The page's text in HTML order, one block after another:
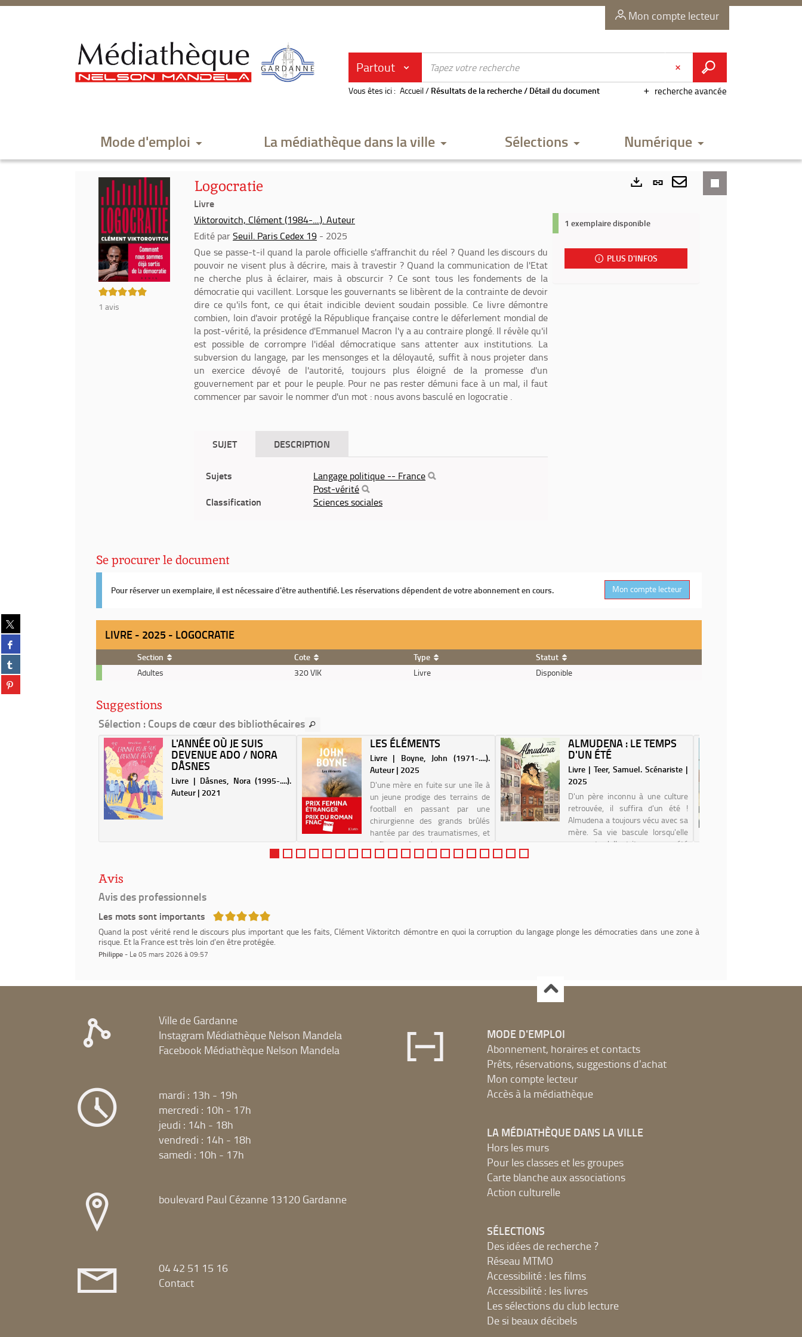
recherche
Mon compte lecteur
Partout
recherche avancée
Vous êtes ici : Accueil/ Résultats de la recherche/ Détail du document
Mode d'emploi La médiathèque dans la ville Sélections Numérique
Partager
sur
twitter
(Nouvelle
fenêtre)
Partager
sur
facebook
(Nouvelle
fenêtre)
Partager
sur
tumblr
(Nouvelle
Partager
sur
5/5
1 avis
Logocratie
Livre
Viktorovitch, Clément (1984-....). Auteur
Edité parSeuil. Paris Cedex 19 - 2025
Que se passe-t-il quand la parole officielle s'affranchit du réel ? Quand les discours du
pouvoir ne visent plus à décrire, mais à travestir ? Quand la communication de l'Etat
ne cherche plus à éclairer, mais à obscurcir ? Ce sont tous les fondements de la
démocratie qui vacillent. Lorsque les gouvernants se libèrent de la contrainte de devoir
dire ce qu'ils font, ce qui était indicible devient soudain possible. Ce livre démontre
combien, loin d'avoir protégé la République française contre le déferlement mondial de
la post-vérité, la présidence d'Emmanuel Macron l'y a au contraire plongé. Il révèle qu'il
est possible de corrompre l'idéal démocratique sans attenter aux institutions. La
subversion du langage, par les mensonges et la déloyauté, suffit à nous projeter dans
un exercice dévoyé de l'autorité, toujours plus éloigné de la promesse d'un
gouvernement par et pour le peuple. Pour ne pas rester démuni face à un mal, il faut
commencer par savoir le nommer d'un mot : nous avons basculé en logocratie .
SUJET DESCRIPTION
Sujets
Langage politique -- France
Post-vérité
Classification Sciences sociales
Lien
permanent
fenêtre)
Envoyer
mail
1 exemplaire disponible
PLUS D'INFOS
Se procurer le document
Pour réserver un exemplaire, il est nécessaire d'être authentifié. Les réservations dépendent de votre abonnement en cours. Mon compte lecteur
LIVRE - 2025 - LOGOCRATIE
-
-
Logocratie
Section Cote Type
Statut
Adultes
320 VIK Livre Disponible
Suggestions
Sélection : Coups de cœur des bibliothécaires
L'ANNÉE OÙ JE SUIS
DEVENUE ADO / NORA
DÅSNES
Livre | Dåsnes, Nora (1995-....).
Auteur | 2021
LES ÉLÉMENTS
Livre | Boyne, John (1971-....).
Auteur | 2025
D'une mère en fuite sur une île à
un jeune prodige des terrains de
football en passant par une
chirurgienne des grands brûlés
hantée par des traumatismes, et
enfin, un père qui monte dans un
avion pour un voyage initiatique
ALMUDENA : LE TEMPS
D'UN ÉTÉ
Livre | Teer, Samuel. Scénariste |
2025
D'un père inconnu à une culture
retrouvée, il suffira d'un été !
Almudena a toujours vécu avec sa
mère. Sa vie bascule lorsqu'elle
apprend qu'elle doit passer un été
Avis
Avis des professionnels
Les mots sont importants 5/5
Quand la post vérité rend le discours plus important que les faits, Clément Viktoritch démontre en quoi la corruption du langage plonge les démocraties dans une zone à
risque. Et la France est très loin d'en être protégée.
Philippe- Le 05 mars 2026 à 09:57
Ville de Gardanne
Instagram Médiathèque Nelson Mandela
Facebook Médiathèque Nelson Mandela
mardi : 13h - 19h
mercredi : 10h - 17h
jeudi : 14h - 18h
vendredi : 14h - 18h
samedi : 10h - 17h
boulevard Paul Cézanne 13120 Gardanne
04 42 51 15 16
Contact
MODE D'EMPLOI
Abonnement, horaires et contacts
Prêts, réservations, suggestions d'achat
Mon compte lecteur
Accès à la médiathèque
LA MÉDIATHÈQUE DANS LA VILLE
Hors les murs
Pour les classes et les groupes
Carte blanche aux associations
Action culturelle
SÉLECTIONS
Des idées de recherche ?
Réseau MTMO
Accessibilité : les films
Accessibilité : les livres
Les sélections du club lecture
De si beaux décibels